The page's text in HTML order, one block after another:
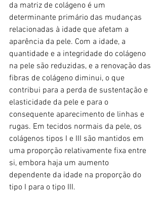
da matriz de colágeno é um
determinante primário das mudanças
relacionadas à idade que afetam a
aparência da pele. Com a idade, a
quantidade e a integridade do colágeno
na pele são reduzidas, e a renovação das
fibras de colágeno diminui, o que
contribui para a perda de sustentação e
elasticidade da pele e para o
consequente aparecimento de linhas e
rugas. Em tecidos normais da pele, os
colágenos tipos I e III são mantidos em
uma proporção relativamente fixa entre
si, embora haja um aumento
dependente da idade na proporção do
tipo I para o tipo III.